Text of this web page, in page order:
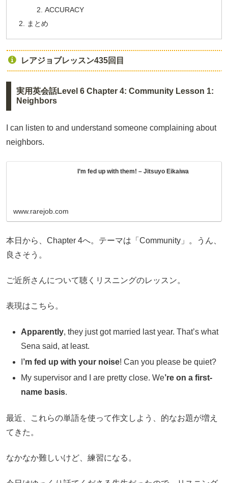
ACCURACY
まとめ
レアジョブレッスン435回目
実用英会話Level 6 Chapter 4: Community Lesson 1:
Neighbors
I can listen to and understand someone complaining about
neighbors.
I’m fed up with them! – Jitsuyo Eikaiwa
www.rarejob.com
本日から、Chapter 4へ。テーマは「Community」。うん、
良さそう。
ご近所さんについて聴くリスニングのレッスン。
表現はこちら。
Apparently, they just got married last year. That’s what
Sena said, at least.
’m fed up with your noise! Can you please be quiet?
My supervisor and I are pretty close. We’re on a first-
name basis.
最近、これらの単語を使って作文しよう、的なお題が増え
てきた。
なかなか難しいけど、練習になる。